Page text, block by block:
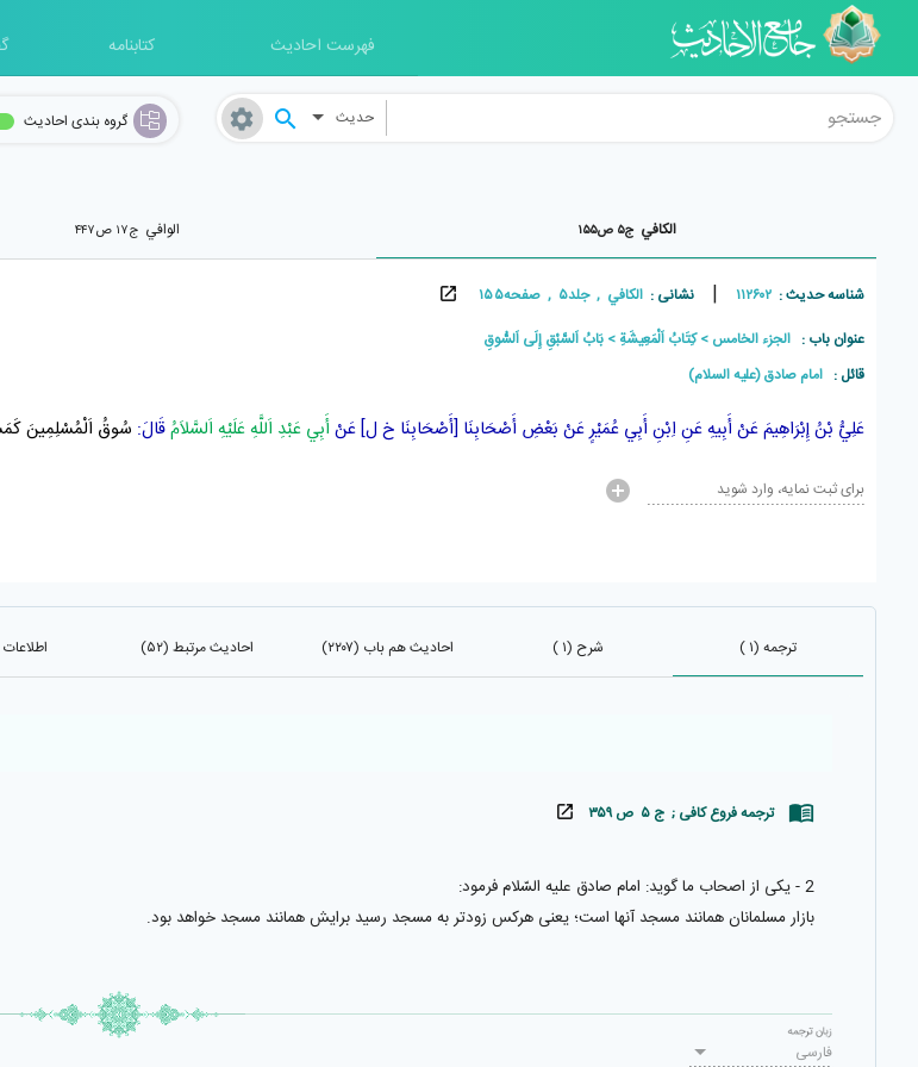
فهرست احادیث کتابنامه
حدیث گروه بندی احادیث
الکافي ج۵ ص۱۵۵ الوافي ج۱۷ ص۴۴۷
شناسه حدیث : ۱۱۲۶۰۲ | نشانی : الکافي , جلد۵ , صفحه۱۵۵
عنوان باب : الجزء الخامس كِتَابُ اَلْمَعِيشَةِ
بَابُ اَلسَّبْقِ إِلَى اَلسُّوقِ
قائل : امام صادق (علیه السلام)
عَلِيُّ بْنُ إِبْرَاهِيمَعَنْأَبِيهِعَنِ اِبْنِ أَبِي عُمَيْرٍعَنْ بَعْضِ أَصْحَابِنَا [أَصْحَابِنَا خ ل]عَنْأَبِي عَبْدِ اَللَّهِ عَلَيْهِ اَلسَّلاَمُقَالَ: سُوقُ اَلْمُسْلِمِينَ
برای ثبت نمایه، وارد شوید
ترجمه (۱ ) شرح (۱ ) احادیث هم باب (۲۲۰۷) احادیث مرتبط (۵۲)
ترجمه فروع کافی ; ج ۵ ص ۳۵۹
2 - يكى از اصحاب ما گويد: امام صادق عليه السّلام فرمود:
بازار مسلمانان همانند مسجد آنها است؛ يعنى هركس زودتر به مسجد رسيد برايش همانند مسجد خواهد بود.
فارسی
زبان ترجمه